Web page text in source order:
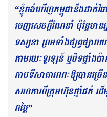
“ខ្ញុំចង់ឃើញកម្ពុជានឹងដាក់វិ
ចេញសេចក្ដីណែនាំ ប៉ុន្តែមា
ទស្សនា ព្រមទាំងផ្សព្វផ្សា
តាមរយៈទូរទ្សន៍ ឬបិទផ្ទាំង
តាមទីសាធារណៈឱ្យបានច្រ
សហការពីក្រុមហ៊ុនថ្នាំជក់ ដើ
តម្លៃ”